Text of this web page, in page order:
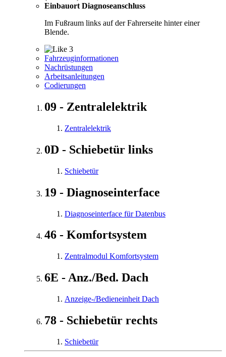
Einbauort Diagnoseanschluss
Im Fußraum links auf der Fahrerseite hinter einer
Blende.
3
Fahrzeuginformationen
Nachrüstungen
Arbeitsanleitungen
Codierungen
09 - Zentralelektrik
Zentralelektrik
0D - Schiebetür links
Schiebetür
19 - Diagnoseinterface
Diagnoseinterface für Datenbus
46 - Komfortsystem
Zentralmodul Komfortsystem
6E - Anz./Bed. Dach
Anzeige-/Bedieneinheit Dach
78 - Schiebetür rechts
Schiebetür